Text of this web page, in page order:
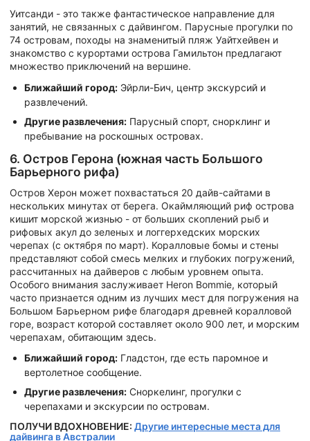
Уитсанди - это также фантастическое направление для
занятий, не связанных с дайвингом. Парусные прогулки по
74 островам, походы на знаменитый пляж Уайтхейвен и
знакомство с курортами острова Гамильтон предлагают
множество приключений на вершине.
Ближайший город: Эйрли-Бич, центр экскурсий и
развлечений.
Другие развлечения: Парусный спорт, снорклинг и
пребывание на роскошных островах.
6. Остров Герона (южная часть Большого
Барьерного рифа)
Остров Херон может похвастаться 20 дайв-сайтами в
нескольких минутах от берега. Окаймляющий риф острова
кишит морской жизнью - от больших скоплений рыб и
рифовых акул до зеленых и логгерхедских морских
черепах (с октября по март). Коралловые бомы и стены
представляют собой смесь мелких и глубоких погружений,
рассчитанных на дайверов с любым уровнем опыта.
Особого внимания заслуживает Heron Bommie, который
часто признается одним из лучших мест для погружения на
Большом Барьерном рифе благодаря древней коралловой
горе, возраст которой составляет около 900 лет, и морским
черепахам, обитающим здесь.
Ближайший город: Гладстон, где есть паромное и
вертолетное сообщение.
Другие развлечения: Сноркелинг, прогулки с
черепахами и экскурсии по островам.
ПОЛУЧИ ВДОХНОВЕНИЕ: Другие интересные места для
дайвинга в Австралии